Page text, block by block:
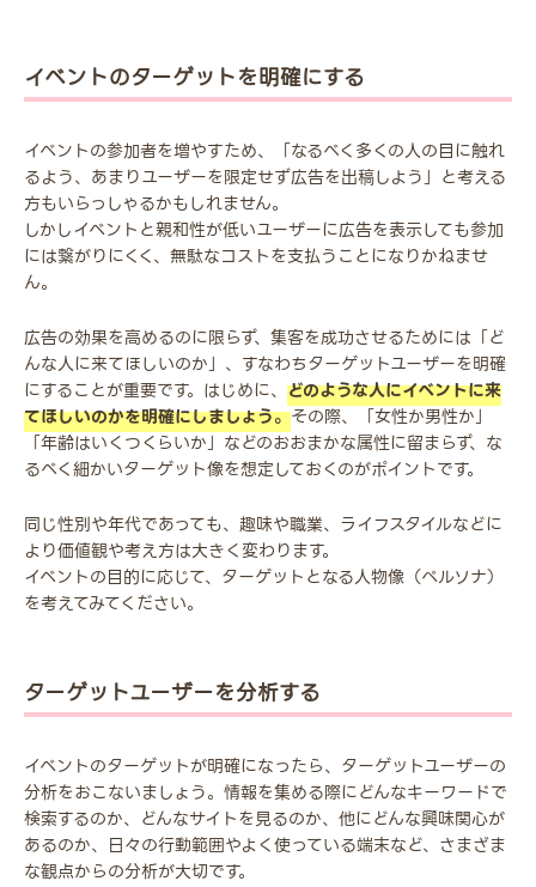
イベントのターゲットを明確にする
イベントの参加者を増やすため、「なるべく多くの人の目に触れ
るよう、あまりユーザーを限定せず広告を出稿しよう」と考える
方もいらっしゃるかもしれません。
しかしイベントと親和性が低いユーザーに広告を表示しても参加
には繋がりにくく、無駄なコストを支払うことになりかねませ
ん。
広告の効果を高めるのに限らず、集客を成功させるためには「ど
んな人に来てほしいのか」、すなわちターゲットユーザーを明確
にすることが重要です。はじめに、 どのような人にイベントに来
てほしいのかを明確にしましょう。その際、「女性か男性か」
「年齢はいくつくらいか」などのおおまかな属性に留まらず、な
るべく細かいターゲット像を想定しておくのがポイントです。
同じ性別や年代であっても、趣味や職業、ライフスタイルなどに
より価値観や考え方は大きく変わります。
イベントの目的に応じて、ターゲットとなる人物像（ペルソナ）
を考えてみてください。
ターゲットユーザーを分析する
イベントのターゲットが明確になったら、ターゲットユーザーの
分析をおこないましょう。情報を集める際にどんなキーワードで
検索するのか、どんなサイトを見るのか、他にどんな興味関心が
あるのか、日々の行動範囲やよく使っている端末など、さまざま
な観点からの分析が大切です。